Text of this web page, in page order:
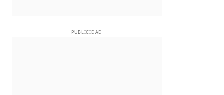
PUBLICIDAD